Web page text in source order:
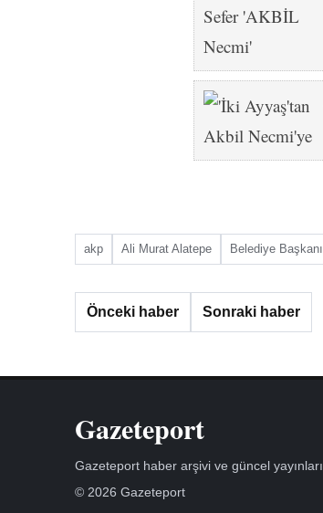
akp Ali Murat Alatepe Belediye Başkanı
Önceki haber Sonraki haber
Gazeteport
Gazeteport haber arşivi ve güncel yayınları.
© 2026 Gazeteport